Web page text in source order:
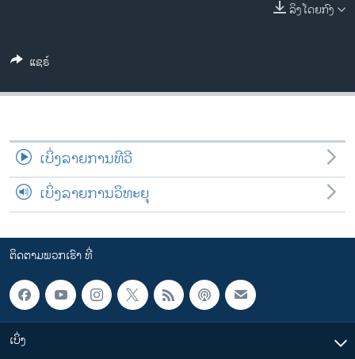
ພາສາອັງກິດ
ວີດີໂອ
ລາຍການກະຈາຍສຽງ
ລາຍງານ
ຕິດຕາມພວກເຮົາ ທີ່
ພາສາຕ່າງໆ
ລິງໂດຍກົງ
ແຊຣ໌
ເບິ່ງລາຍການທີວີ
ເບິ່ງລາຍການວິທະຍຸ
ຕິດຕາມພວກເຮົາ ທີ່
ເບິ່ງ